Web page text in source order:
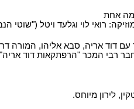
אחת
רואי לוי וגלעד ויטל ("שוטי
דוד אריה, סבא אליהו, המורה
רבי המכר "הרפתקאות דוד
לירון מיוחס.